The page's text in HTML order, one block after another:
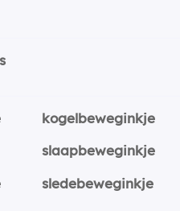
kogelbeweginkje
slaapbeweginkje
sledebeweginkje